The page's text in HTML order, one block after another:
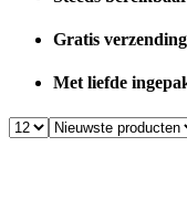
Gratis
Met liefde